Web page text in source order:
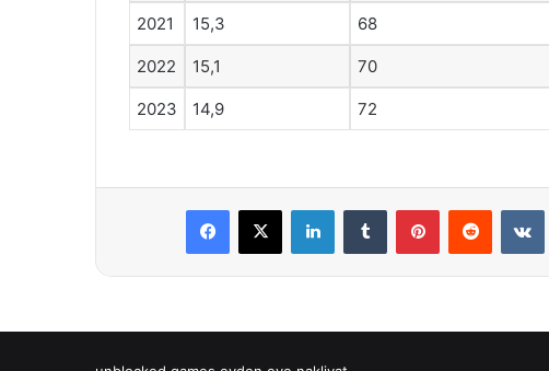
2021 15,3 68
2022 15,1 70
2023 14,9 72
Facebook
X LinkedInTumblr PinterestReddit